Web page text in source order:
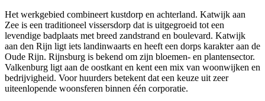
Het werkgebied combineert kustdorp en achterland. Katwijk aan
Zee is een traditioneel vissersdorp dat is uitgegroeid tot een
levendige badplaats met breed zandstrand en boulevard. Katwijk
aan den Rijn ligt iets landinwaarts en heeft een dorps karakter aan de
Oude Rijn. Rijnsburg is bekend om zijn bloemen- en plantensector.
Valkenburg ligt aan de oostkant en kent een mix van woonwijken en
bedrijvigheid. Voor huurders betekent dat een keuze uit zeer
uiteenlopende woonsferen binnen één corporatie.